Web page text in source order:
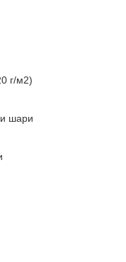
г/м2)
шари